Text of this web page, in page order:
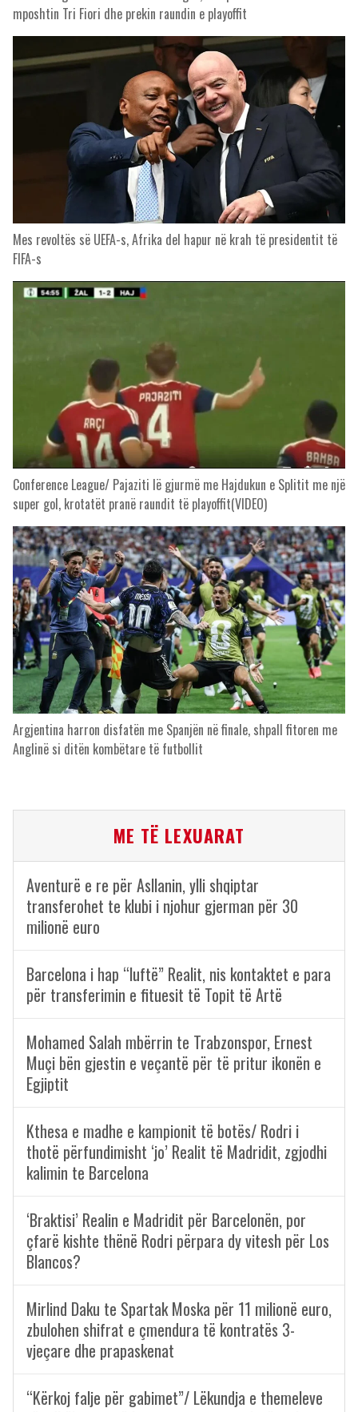
mposhtin Tri Fiori dhe prekin raundin e playoffit
Mes revoltës së UEFA-s, Afrika del hapur në krah të presidentit të
FIFA-s
Conference League/ Pajaziti lë gjurmë me Hajdukun e Splitit me një
super gol, krotatët pranë raundit të playoffit(VIDEO)
Argjentina harron disfatën me Spanjën në finale, shpall fitoren me
Anglinë si ditën kombëtare të futbollit
ME TË LEXUARAT
Aventurë e re për Asllanin, ylli shqiptar
transferohet te klubi i njohur gjerman për 30
milionë euro
Barcelona i hap “luftë” Realit, nis kontaktet e para
për transferimin e fituesit të Topit të Artë
Mohamed Salah mbërrin te Trabzonspor, Ernest
Muçi bën gjestin e veçantë për të pritur ikonën e
Egjiptit
Kthesa e madhe e kampionit të botës/ Rodri i
thotë përfundimisht ‘jo’ Realit të Madridit, zgjodhi
kalimin te Barcelona
‘Braktisi’ Realin e Madridit për Barcelonën, por
çfarë kishte thënë Rodri përpara dy vitesh për Los
Blancos?
Mirlind Daku te Spartak Moska për 11 milionë euro,
zbulohen shifrat e çmendura të kontratës 3-
vjeçare dhe prapaskenat
“Kërkoj falje për gabimet”/ Lëkundja e themeleve